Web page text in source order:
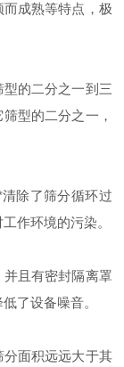
成熟等特点，极
的二分之一到三
型的二分之一，
除了筛分循环过
作环境的污染。
且有密封隔离罩
了设备噪音。
面积远远大于其